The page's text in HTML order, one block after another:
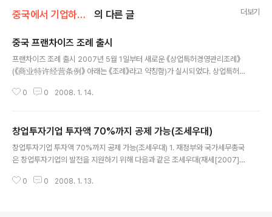
중국에서 기업하기/관련 법령 의 다른 글 더보기
중국 프랜차이즈 조례 출시
프랜차이즈 조례 출시 2007년 5월 1일부터 새로운 《상업특허경영관리조례》
(《商业特许经营条例》 아래는 《조례》라고 약칭함)가 실시되었다. 상업특허
허경영” 혹은 “가맹연쇄”라고 하는데 통계에 의하면 KFC, 맥도날드, 췐쮜더,
업특허경영이란 무얼 말하는가? 상업특허경영이라는 것은 하나의 마케팅방식
으로서 기업의 등록된 상표, 기업표지, 특허, 노하우 등 경영자원을 갖고 있는 회
사가 특허인이고, 계약 체결을 통하여 이런 경영자원을 다른 경영자 즉 피특허
0 0 2008. 1. 14.
창업투자기업 투자액 70%까지 공제 가능(조세우대)
창업투자기업 투자액 70%까지 공제 가능(조세우대) 1. 재정부와 국가세무총국
은 창업투자기업의 발전을 지원하기 위해 다음과 같은 조세우대(재세[2007]3
투자방식을 통해 미상장(未上市)중소첨단기술기업에 투자한지 2년 이상이고
0 0 2008. 1. 13.